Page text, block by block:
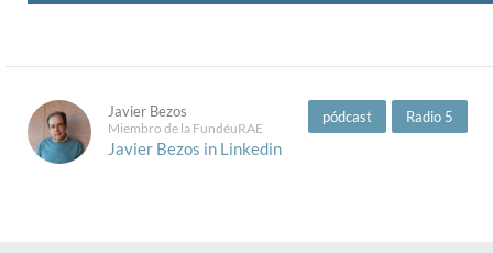
Javier Bezos
Miembro de la FundéuRAE
Javier Bezos in Linkedin
pódcast Radio 5